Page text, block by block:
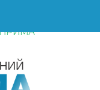
И СРОКИ
У МЕНЕДЖЕРОВ